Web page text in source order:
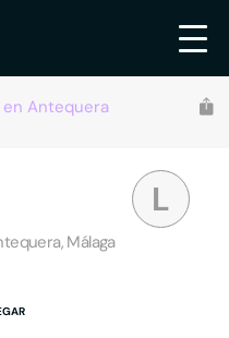
Antequera
L
Málaga